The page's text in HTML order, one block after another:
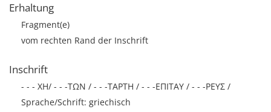
Erhaltung
Fragment(e)
vom rechten Rand der Inschrift
Inschrift
- - - ΧΗ/ - - -ΤΩΝ / - - -ΤΑΡΤΗ / - - -ΕΠΙΤΑΥ / - - -ΡΕΥΣ /
Sprache/Schrift: griechisch